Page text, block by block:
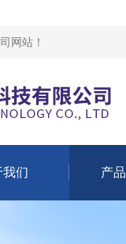
网站 ！
我们 产